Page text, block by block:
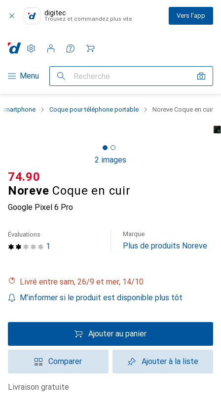
digitec
Trouvez et commandez plus vite Vers l'app
Navigation par catégorie
Menu Recherche
Paramètres
Compte client
Listes de comparaison
Listes d'envies
Panier
Coque pour téléphone portable Noreve Coque en cuir
2 images
Noreve Coque en cuir
Google Pixel 6 Pro
CHF
74.90
1
Évaluations Marque
Plus de produits Noreve
Livré entre sam, 26/9 et mer, 14/10
M'informer si le produit est disponible plus tôt
Ajouter au panier
Comparer Ajouter à la liste
livraison gratuite